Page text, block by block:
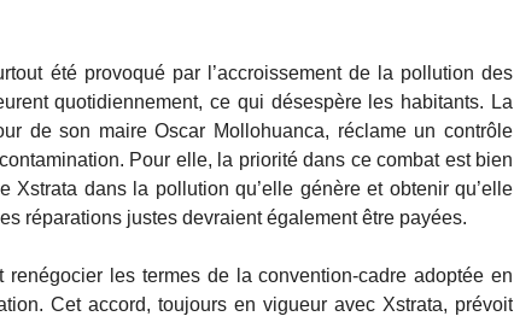
été provoqué par l’accroissement de la pollution des
quotidiennement, ce qui désespère les habitants. La
de son maire Oscar Mollohuanca, réclame un contrôle
Pour elle, la priorité dans ce combat est bien
Xstrata dans la pollution qu’elle génère et obtenir qu’elle
réparations justes devraient également être payées.
les termes de la convention-cadre adoptée en
Cet accord, toujours en vigueur avec Xstrata, prévoit